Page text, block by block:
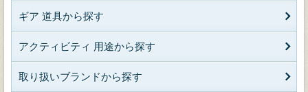
ギア 道具から探す
アクティビティ 用途から探す
取り扱いブランドから探す